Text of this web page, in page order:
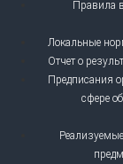
Правила
Локальные
Отчет о
Предписания
сфере